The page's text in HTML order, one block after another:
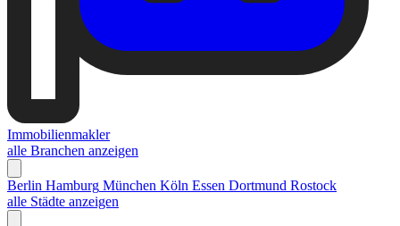
Immobilienmakler
alle Branchen anzeigen
Berlin Hamburg München Köln Essen Dortmund Rostock
alle Städte anzeigen